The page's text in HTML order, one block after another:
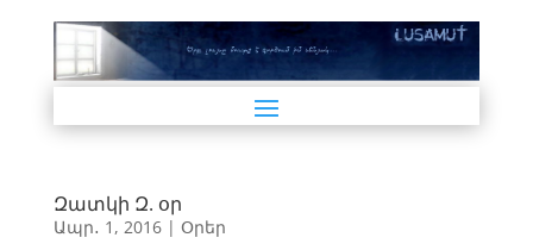
Զատկի Զ. օր
Ապր․ 1, 2016| Օրեր